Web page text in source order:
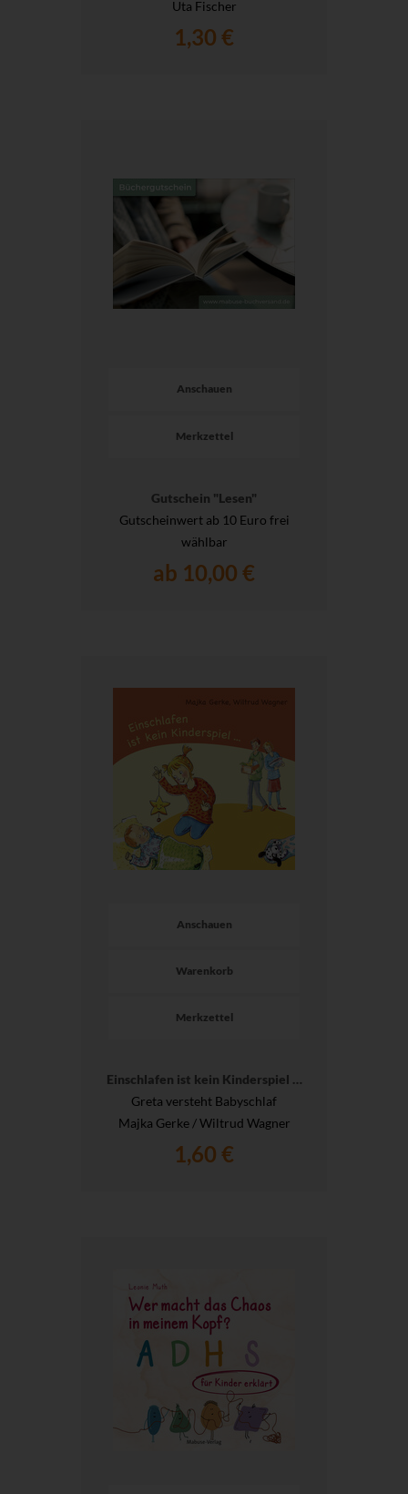
Uta Fischer
1,30 €
Anschauen
Merkzettel
Gutschein "Lesen"
Gutscheinwert ab 10 Euro frei
wählbar
ab 10,00 €
Anschauen
Warenkorb
Merkzettel
Einschlafen ist kein Kinderspiel …
Greta versteht Babyschlaf
Majka Gerke / Wiltrud Wagner
1,60 €